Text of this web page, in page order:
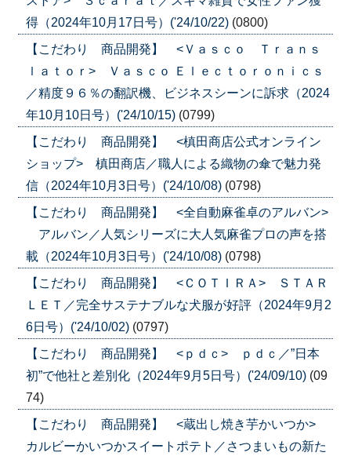
得（2024年10月17日号）('24/10/22) (0800)
【こだわり 商品開発】 <Ｖａｓｃｏ Ｔｒａｎｓ
ｌａｔｏｒ> Ｖａｓｃｏ Ｅｌｅｃｔｏｒｏｎｉｃｓ
／精度９６％の翻訳機、ビジネスシーンに訴求（2024
年10月10日号）('24/10/15) (0799)
【こだわり 商品開発】 <槙田商店公式オンライン
ショップ> 槙田商店／職人による織物の傘で魅力発
信（2024年10月3日号）('24/10/08) (0798)
【こだわり 商品開発】 <全自動麻雀卓のアルバン>
アルバン／人気シリーズに大人気麻雀プロの声を搭
載（2024年10月3日号）('24/10/08) (0798)
【こだわり 商品開発】 <ＣＯＴＩＲＡ> ＳＴＡＲ
ＬＥＴ／完全サステナブルな犬服が好評（2024年9月2
6日号）('24/10/02) (0797)
【こだわり 商品開発】 <ｐｄｃ> ｐｄｃ／”日本
初”で他社と差別化（2024年9月5日号）('24/09/10) (09
74)
【こだわり 商品開発】 <蔵出し焼き芋かいつか>
カルビーかいつかスイートポテト／さつまいもの新た